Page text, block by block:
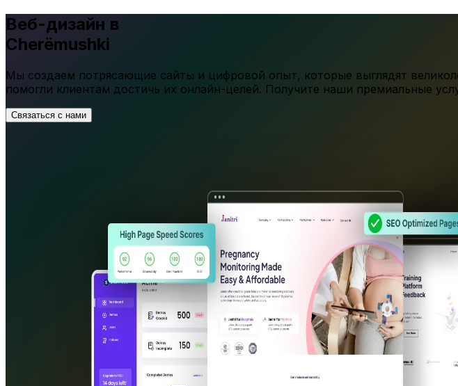
Веб-дизайн в
Cherëmushki
Мы создаем потрясающие сайты и цифровой опыт, которые выглядят
помогли клиентам достичь их онлайн-целей. Получите наши премиальные
Связаться с нами